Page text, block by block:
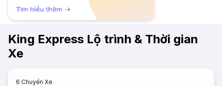
King Express Lộ trình & Thời gian
Xe
6 Chuyến Xe